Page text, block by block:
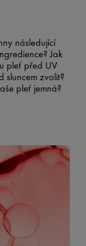
následující
Jak
pleť před UV
sluncem zvolit?
pleť jemná?